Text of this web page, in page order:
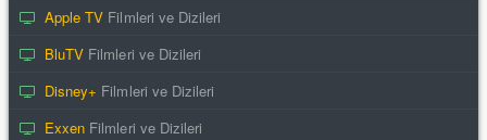
Apple TV Filmleri ve Dizileri
BluTV Filmleri ve Dizileri
Disney+ Filmleri ve Dizileri
Exxen Filmleri ve Dizileri